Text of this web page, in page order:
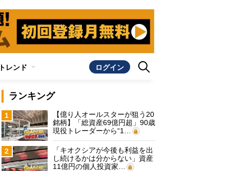
トレンド ログイン
ランキング
1
【億り人オールスターが狙う20
銘柄】「総資産69億円超」90歳
現役トレーダーから“1…
2
「キオクシアが今後も利益を出
し続けるかは分からない」資産
11億円の個人投資家…